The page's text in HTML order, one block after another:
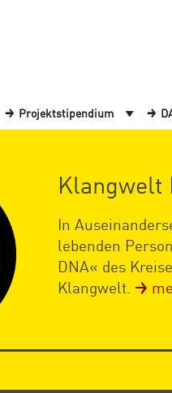
Projektstipendium
Klangwelt
In
lebenden
DNA« des
Klangwelt.